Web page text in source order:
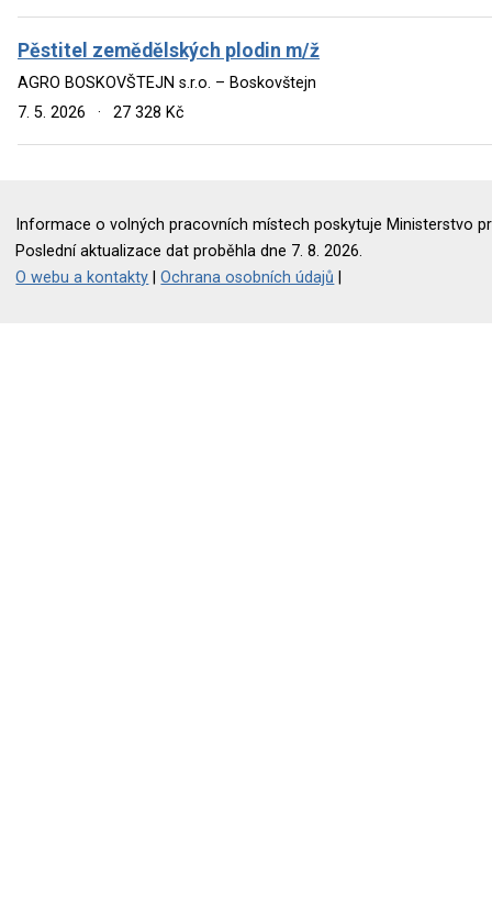
Pěstitel zemědělských plodin m/ž
AGRO BOSKOVŠTEJN s.r.o. – Boskovštejn
7. 5. 2026
· 27 328 Kč
Informace o volných pracovních místech poskytuje Ministerstvo
Poslední aktualizace dat proběhla dne 7. 8. 2026.
O webu a kontakty |Ochrana osobních údajů